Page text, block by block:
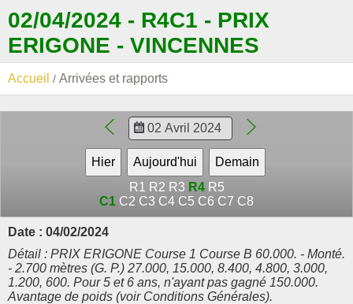
02/04/2024 - R4C1 - PRIX
ERIGONE - VINCENNES
Accueil Arrivées et rapports
R1 R2 R3 R4 R5
C1 C2 C3 C4 C5 C6 C7 C8
Date : 04/02/2024
Détail : PRIX ERIGONE Course 1 Course B 60.000. - Monté.
- 2.700 mètres (G. P.) 27.000, 15.000, 8.400, 4.800, 3.000,
1.200, 600. Pour 5 et 6 ans, n'ayant pas gagné 150.000.
Avantage de poids (voir Conditions Générales).